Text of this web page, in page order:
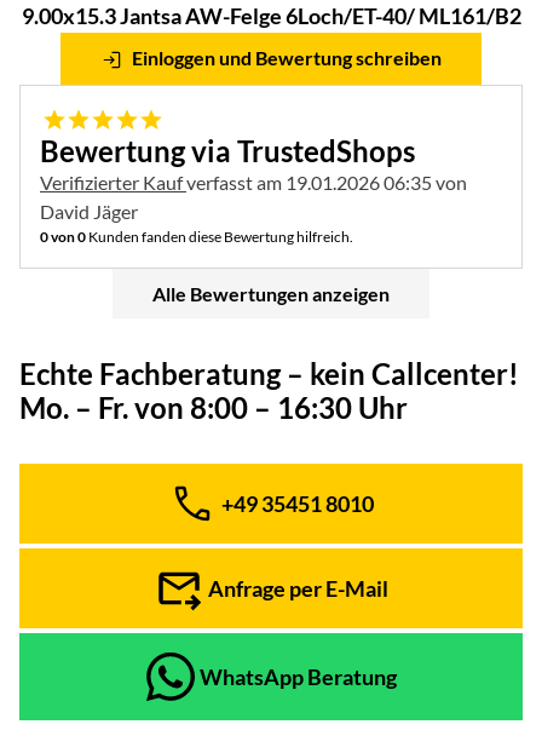
9.00x15.3 Jantsa AW-Felge 6Loch/ET-40/ ML161/B2
Einloggen und Bewertung schreiben
5 von 5
Bewertung via TrustedShops
Verifizierter Kaufverfasst am 19.01.2026 06:35 von
David Jäger
0 von 0 Kunden fanden diese Bewertung hilfreich.
Alle Bewertungen anzeigen
Echte Fachberatung – kein Callcenter!
Mo. – Fr. von 8:00 – 16:30 Uhr
Telefon:
+49 35451 8010
Anfrage per E-Mail
WhatsApp Beratung